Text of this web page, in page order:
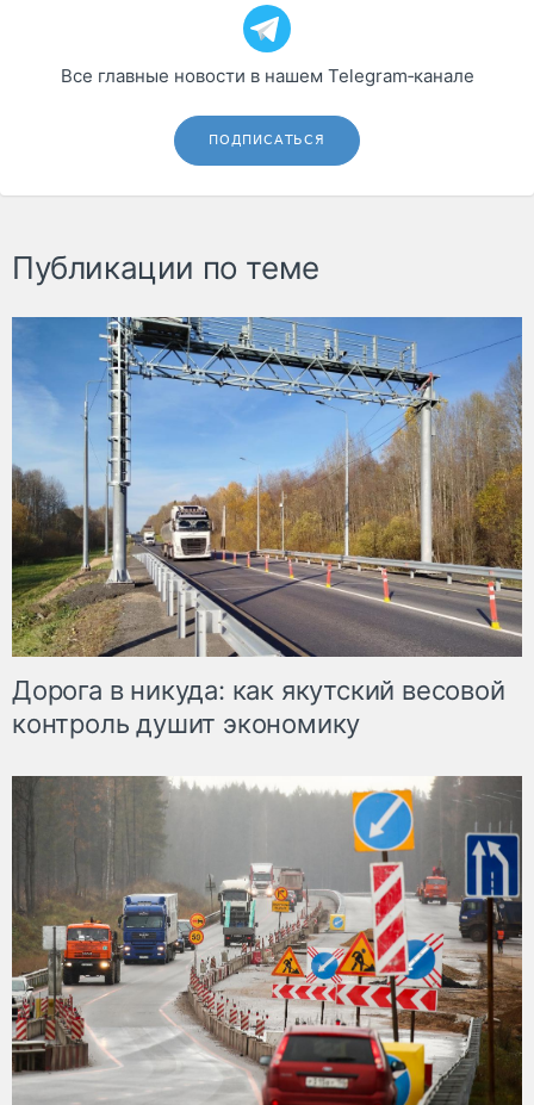
Все главные новости в нашем Telegram‑канале
ПОДПИСАТЬСЯ
Публикации по теме
Дорога в никуда: как якутский весовой
контроль душит экономику